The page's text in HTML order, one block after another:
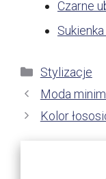
Czarne
Kategorie
Stylizacje
Moda
Kolor